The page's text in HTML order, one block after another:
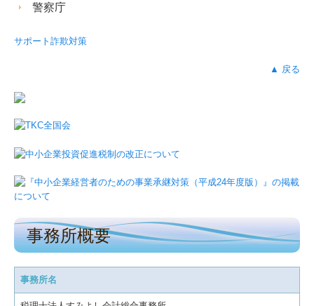
警察庁
サポート詐欺対策
▲ 戻る
事務所概要
事務所名